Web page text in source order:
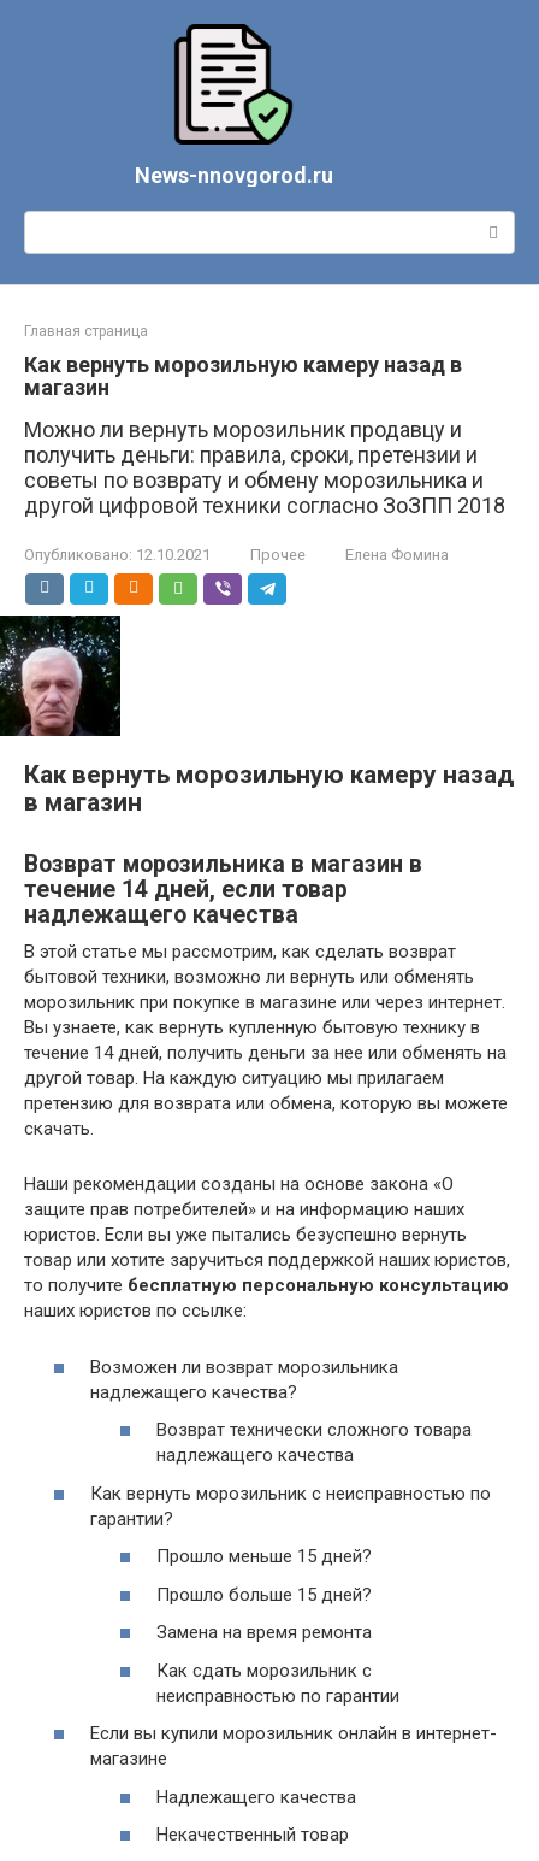
News-nnovgorod.ru
Поиск:
Главная страница
Как вернуть морозильную камеру назад в
магазин
Можно ли вернуть морозильник продавцу и
получить деньги: правила, сроки, претензии и
советы по возврату и обмену морозильника и
другой цифровой техники согласно ЗоЗПП 2018
Опубликовано: 12.10.2021 Прочее Елена Фомина
Как вернуть морозильную камеру назад
в магазин
Возврат морозильника в магазин в
течение 14 дней, если товар
надлежащего качества
В этой статье мы рассмотрим, как сделать возврат
бытовой техники, возможно ли вернуть или обменять
морозильник при покупке в магазине или через интернет.
Вы узнаете, как вернуть купленную бытовую технику в
течение 14 дней, получить деньги за нее или обменять на
другой товар. На каждую ситуацию мы прилагаем
претензию для возврата или обмена, которую вы можете
скачать.
Наши рекомендации созданы на основе закона «О
защите прав потребителей» и на информацию наших
юристов. Если вы уже пытались безуспешно вернуть
товар или хотите заручиться поддержкой наших юристов,
то получите бесплатную персональную консультацию
наших юристов по ссылке:
Возможен ли возврат морозильника
надлежащего качества?
Возврат технически сложного товара
надлежащего качества
Как вернуть морозильник с неисправностью по
гарантии?
Прошло меньше 15 дней?
Прошло больше 15 дней?
Замена на время ремонта
Как сдать морозильник с
неисправностью по гарантии
Если вы купили морозильник онлайн в интернет-
магазине
Надлежащего качества
Некачественный товар